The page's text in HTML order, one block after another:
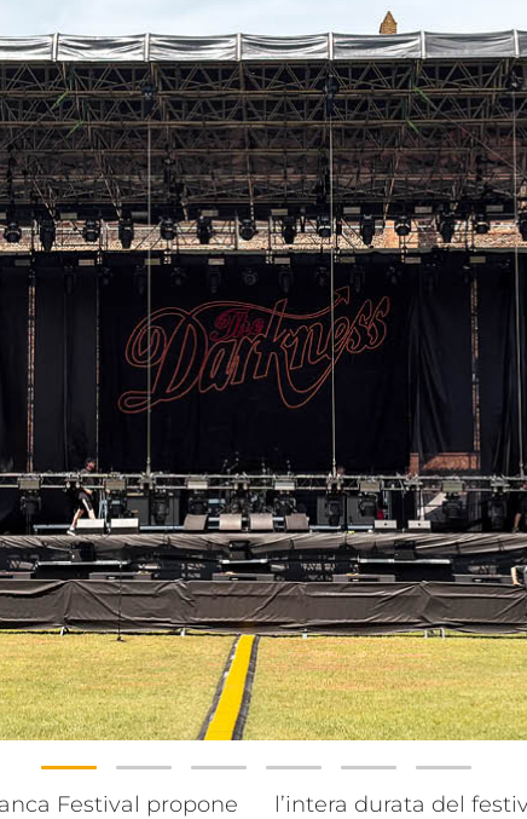
Festival propone
di una lineup